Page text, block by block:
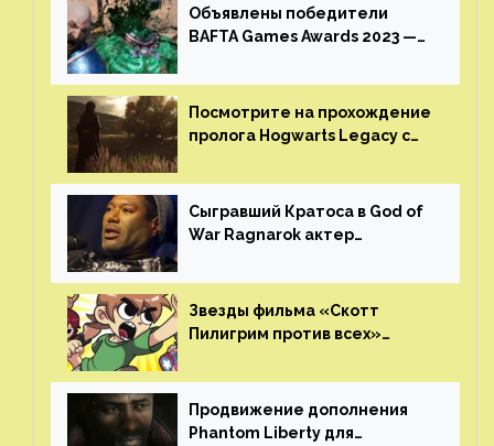
Объявлены победители
BAFTA Games Awards 2023 —
получила шесть наград
Посмотрите на прохождение
пролога Hogwarts Legacy с
GamesVoice показала первые
результаты своего труда
Сыгравший Кратоса в God of
War Ragnarok актер
игроков прекратить
консольные войны
Звезды фильма «Скотт
Пилигрим против всех»
аниме от Netflix
Продвижение дополнения
Phantom Liberty для